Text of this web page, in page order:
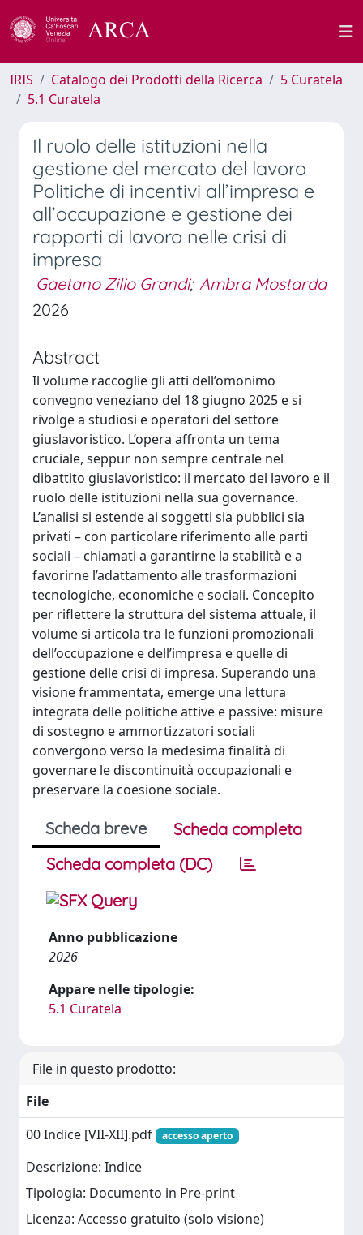
IRIS Catalogo dei Prodotti della Ricerca
5 Curatela
5.1 Curatela
Il ruolo delle istituzioni nella
gestione del mercato del lavoro
Politiche di incentivi all’impresa e
all’occupazione e gestione dei
rapporti di lavoro nelle crisi di
impresa
Gaetano Zilio Grandi; Ambra Mostarda
2026
Abstract
Il volume raccoglie gli atti dell’omonimo
convegno veneziano del 18 giugno 2025 e si
rivolge a studiosi e operatori del settore
giuslavoristico. L’opera affronta un tema
cruciale, seppur non sempre centrale nel
dibattito giuslavoristico: il mercato del lavoro e il
ruolo delle istituzioni nella sua governance.
L’analisi si estende ai soggetti sia pubblici sia
privati – con particolare riferimento alle parti
sociali – chiamati a garantirne la stabilità e a
favorirne l’adattamento alle trasformazioni
tecnologiche, economiche e sociali. Concepito
per riflettere la struttura del sistema attuale, il
volume si articola tra le funzioni promozionali
dell’occupazione e dell’impresa e quelle di
gestione delle crisi di impresa. Superando una
visione frammentata, emerge una lettura
integrata delle politiche attive e passive: misure
di sostegno e ammortizzatori sociali
convergono verso la medesima finalità di
governare le discontinuità occupazionali e
preservare la coesione sociale.
Scheda breve
Scheda completa
Scheda completa (DC)
Anno pubblicazione
2026
Appare nelle tipologie:
5.1 Curatela
File in questo prodotto:
File
00 Indice [VII-XII].pdf
accesso aperto
Descrizione: Indice
Tipologia: Documento in Pre-print
Licenza: Accesso gratuito (solo visione)